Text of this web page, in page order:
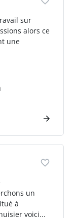
sur
alors ce
une
un
à
voici...